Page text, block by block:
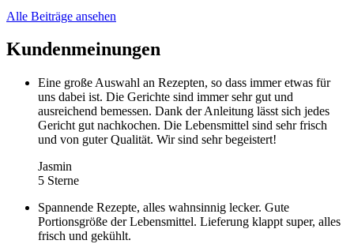
Alle Beiträge ansehen
Kundenmeinungen
Eine große Auswahl an Rezepten, so dass immer etwas für
uns dabei ist. Die Gerichte sind immer sehr gut und
ausreichend bemessen. Dank der Anleitung lässt sich jedes
Gericht gut nachkochen. Die Lebensmittel sind sehr frisch
und von guter Qualität. Wir sind sehr begeistert!
Jasmin
5 Sterne
Spannende Rezepte, alles wahnsinnig lecker. Gute
Portionsgröße der Lebensmittel. Lieferung klappt super, alles
frisch und gekühlt.